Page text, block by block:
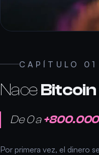
CAPÍTULO 01
Nace Bitcoin
De 0 a
Por primera vez, el dinero